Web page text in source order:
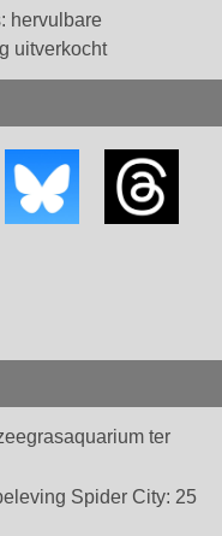
hervulbare
uitverkocht
ter
Spider City: 25